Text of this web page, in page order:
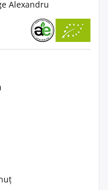
Alexandru